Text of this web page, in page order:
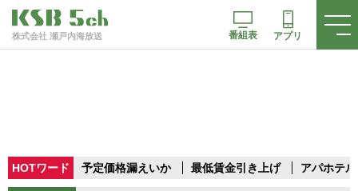
株式会社 瀬戸内海放送 番組表 アプリ
HOTワード 予定価格漏えいか 最低賃金引き上げ アパホテル